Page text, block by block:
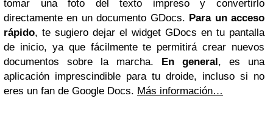
tomar una foto del texto impreso y convertirlo
directamente en un documento GDocs. Para un acceso
rápido, te sugiero dejar el widget GDocs en tu pantalla
de inicio, ya que fácilmente te permitirá crear nuevos
documentos sobre la marcha.
En general , es una
aplicación imprescindible para tu droide, incluso si no
eres un fan de Google Docs. Más información…